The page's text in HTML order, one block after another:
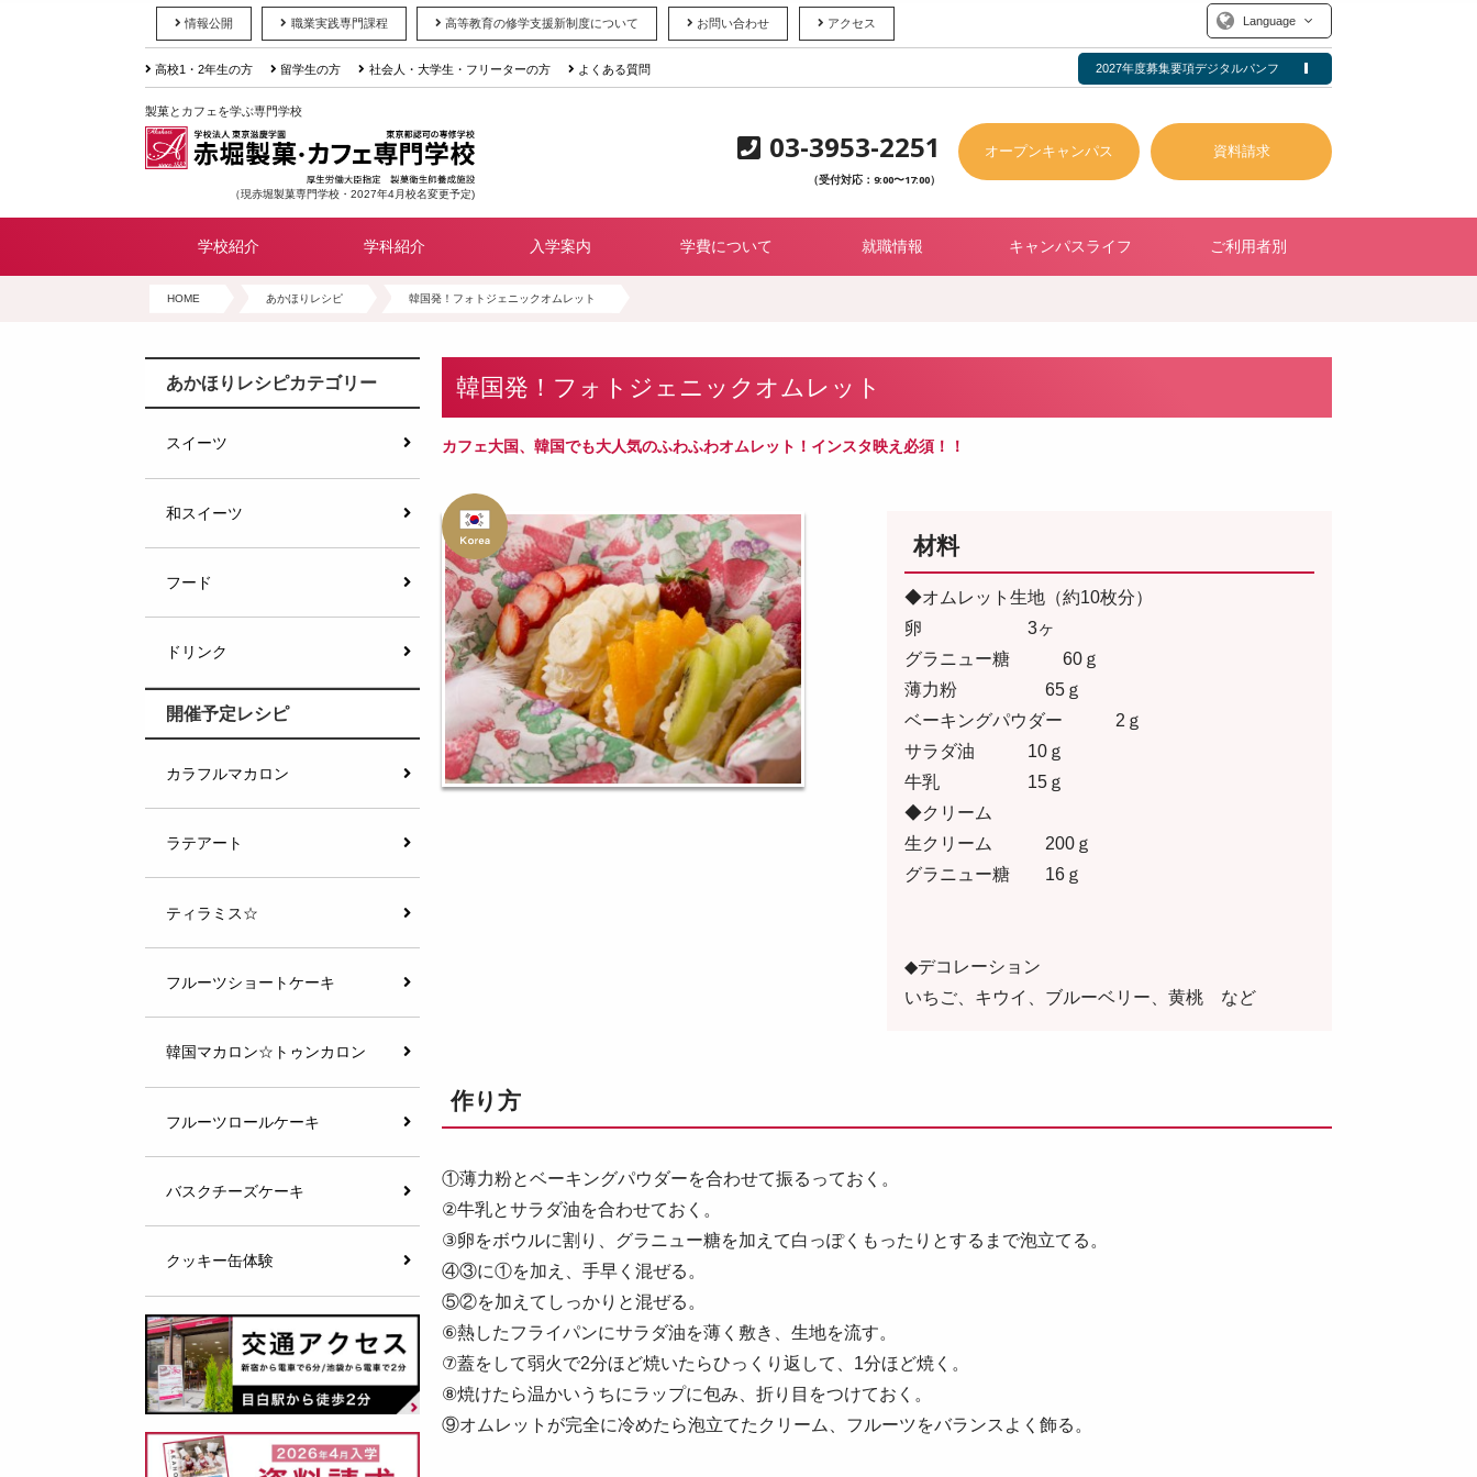
情報公開 職業実践専門課程 高等教育の修学支援新制度について お問い合わせ アクセス Language
高校1・2年生の方 留学生の方 社会人・大学生・フリーターの方 よくある質問 2027年度募集要項デジタルパンフ
製菓とカフェを学ぶ専門学校
（現赤堀製菓専門学校・2027年4月校名変更予定)
03-3953-2251
（受付対応：9:00〜17:00）
オープンキャンパス 資料請求
学校紹介 学科紹介 入学案内 学費について 就職情報 キャンパスライフ ご利用者別
HOME あかほりレシピ 韓国発！フォトジェニックオムレット
韓国発！フォトジェニックオムレット
カフェ大国、韓国でも大人気のふわふわオムレット！インスタ映え必須！！
材料
◆オムレット生地（約10枚分）
卵 3ヶ
グラニュー糖 60ｇ
薄力粉 65ｇ
ベーキングパウダー 2ｇ
サラダ油 10ｇ
牛乳 15ｇ
◆クリーム
生クリーム 200ｇ
グラニュー糖 16ｇ
◆デコレーション
いちご、キウイ、ブルーベリー、黄桃 など
作り方
①薄力粉とベーキングパウダーを合わせて振るっておく。
②牛乳とサラダ油を合わせておく。
③卵をボウルに割り、グラニュー糖を加えて白っぽくもったりとするまで泡立てる。
④③に①を加え、手早く混ぜる。
⑤②を加えてしっかりと混ぜる。
⑥熱したフライパンにサラダ油を薄く敷き、生地を流す。
⑦蓋をして弱火で2分ほど焼いたらひっくり返して、1分ほど焼く。
⑧焼けたら温かいうちにラップに包み、折り目をつけておく。
⑨オムレットが完全に冷めたら泡立てたクリーム、フルーツをバランスよく飾る。
あかほりレシピカテゴリー
スイーツ
和スイーツ
フード
ドリンク
開催予定レシピ
カラフルマカロン
ラテアート
ティラミス☆
フルーツショートケーキ
韓国マカロン☆トゥンカロン
フルーツロールケーキ
バスクチーズケーキ
クッキー缶体験